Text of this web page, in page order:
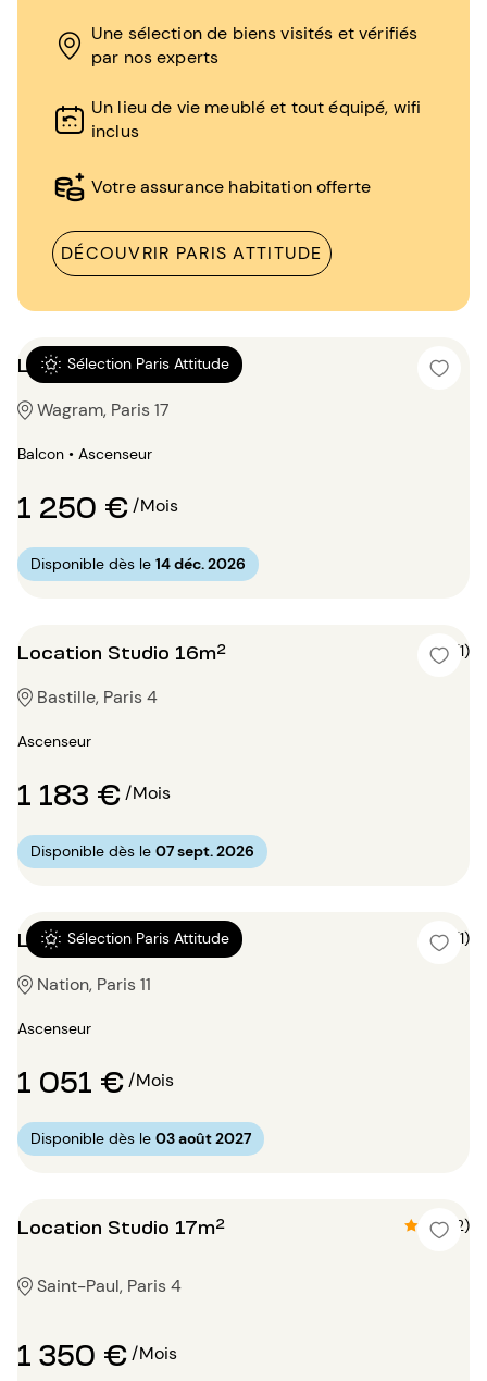
Une sélection de biens visités et vérifiés
par nos experts
Un lieu de vie meublé et tout équipé, wifi
inclus
Votre assurance habitation offerte
DÉCOUVRIR PARIS ATTITUDE
Sélection Paris Attitude
Location Studio 18m²
Wagram, Paris 17
Balcon • Ascenseur
1 250 €/Mois
Disponible dès le 14 déc. 2026
Location Studio 16m² 5 (1)
Bastille, Paris 4
Ascenseur
1 183 €/Mois
Disponible dès le 07 sept. 2026
Sélection Paris Attitude
Location Studio 18m² 5 (1)
Nation, Paris 11
Ascenseur
1 051 €/Mois
Disponible dès le 03 août 2027
Location Studio 17m² 4.5 (2)
Saint-Paul, Paris 4
1 350 €/Mois